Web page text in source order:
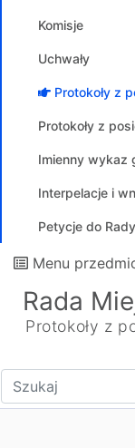
Komisje
Uchwały
Protokoły z
Protokoły z
Imienny wykaz
Interpelacje i
Petycje do
Menu
Rada
Protokoły z
Wpisz tekst do